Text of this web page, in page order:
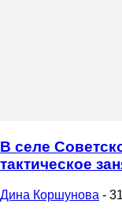
В селе
тактическое
Дина Коршунова -